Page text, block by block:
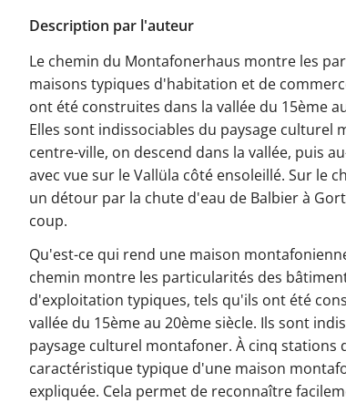
Description par l'auteur
Le chemin du Montafonerhaus montre les
maisons typiques d'habitation et de
ont été construites dans la vallée du 15ème
Elles sont indissociables du paysage culturel
centre-ville, on descend dans la vallée, puis
avec vue sur le Vallüla côté ensoleillé. Sur le
un détour par la chute d'eau de Balbier à
coup.
Qu'est-ce qui rend une maison
chemin montre les particularités des
d'exploitation typiques, tels qu'ils ont été
vallée du 15ème au 20ème siècle. Ils sont
paysage culturel montafoner. À cinq stations
caractéristique typique d'une maison
expliquée. Cela permet de reconnaître